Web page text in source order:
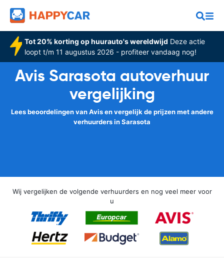
Tot 20% korting op huurauto's wereldwijd Deze actie
loopt t/m 11 augustus 2026 - profiteer vandaag nog!
Avis Sarasota autoverhuur
vergelijking
Lees beoordelingen van Avis en vergelijk de prijzen met andere
verhuurders in Sarasota
Wij vergelijken de volgende verhuurders en nog veel meer voor
u